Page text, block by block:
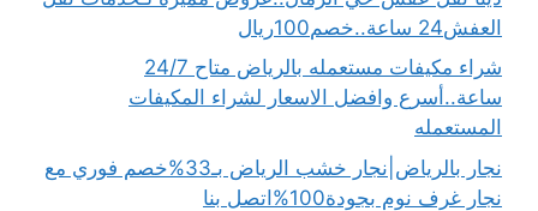
العفش24 ساعة..خصم100ريال
شراء مكيفات مستعمله بالرياض متاح 24/7
ساعة..أسرع وافضل الاسعار لشراء المكيفات
المستعمله
نجار بالرياض|نجار خشب الرياض بـ33%خصم فوري مع
نجار غرف نوم بجودة100%اتصل بنا